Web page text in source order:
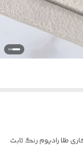
وارداتی تقره ۹۲۵ عیار ابکاری طلا رادیوم رنگ ثابت